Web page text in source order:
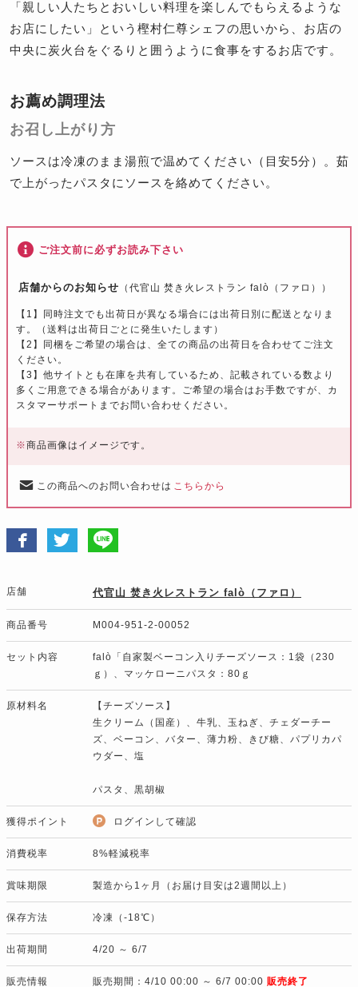
「親しい人たちとおいしい料理を楽しんでもらえるような
お店にしたい」という樫村仁尊シェフの思いから、お店の
中央に炭火台をぐるりと囲うように食事をするお店です。
お薦め調理法
お召し上がり方
ソースは冷凍のまま湯煎で温めてください（目安5分）。茹
で上がったパスタにソースを絡めてください。
ご注文前に必ずお読み下さい
店舗からのお知らせ （代官山 焚き火レストラン falò（ファロ））
【1】同時注文でも出荷日が異なる場合には出荷日別に配送となりま
す。（送料は出荷日ごとに発生いたします）
【2】同梱をご希望の場合は、全ての商品の出荷日を合わせてご注文
ください。
【3】他サイトとも在庫を共有しているため、記載されている数より
多くご用意できる場合があります。ご希望の場合はお手数ですが、カ
スタマーサポートまでお問い合わせください。
※商品画像はイメージです。
この商品へのお問い合わせは こちらから
店舗 代官山 焚き火レストラン falò（ファロ）
商品番号 M004-951-2-00052
セット内容
falò「自家製ベーコン入りチーズソース：1袋（230
ｇ）、マッケローニパスタ：80ｇ
原材料名
【チーズソース】
生クリーム（国産）、牛乳、玉ねぎ、チェダーチー
ズ、ベーコン、バター、薄力粉、きび糖、パプリカパ
ウダー、塩
パスタ、黒胡椒
獲得ポイント ログインして確認
消費税率 8%軽減税率
賞味期限 製造から1ヶ月（お届け目安は2週間以上）
保存方法 冷凍（-18℃）
出荷期間 4/20 ～ 6/7
販売情報 販売期間：4/10 00:00 ～ 6/7 00:00 販売終了